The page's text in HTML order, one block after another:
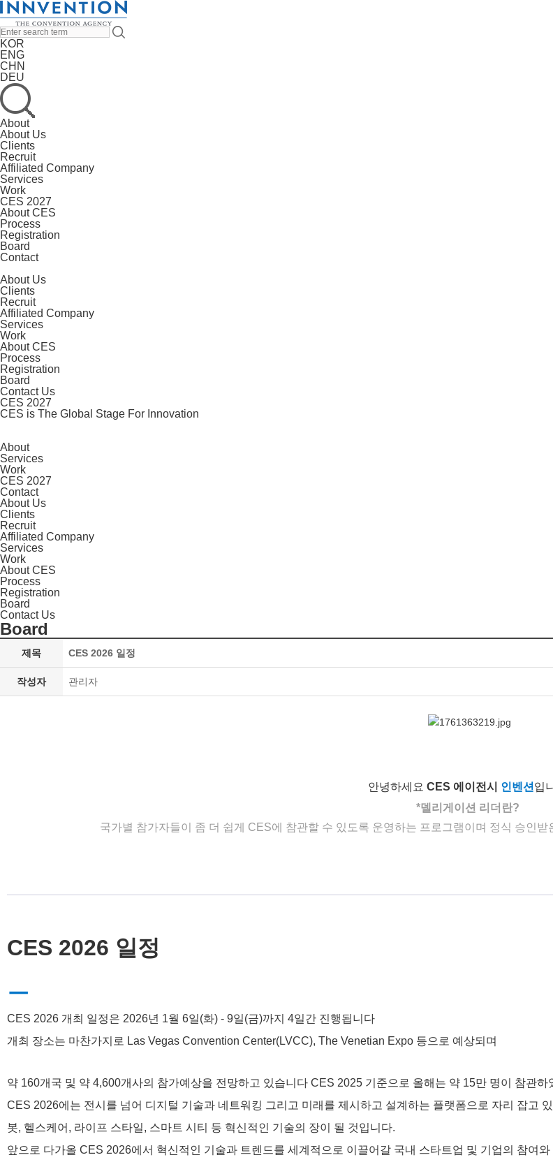
KOR
ENG
CHN
DEU
About
About Us
Clients
Recruit
Affiliated Company
Services
Work
CES 2027
About CES
Process
Registration
Board
Contact
About Us
Clients
Recruit
Affiliated Company
Services
Work
About CES
Process
Registration
Board
Contact Us
CES 2027
CES is The Global Stage For Innovation
About
Services
Work
CES 2027
Contact
About Us
Clients
Recruit
Affiliated Company
Services
Work
About CES
Process
Registration
Board
Contact Us
Board
제목 CES 2026 일정
작성자 관리자
안녕하세요 CES 에이전시 인벤션 입
*델리게이션 리더란?
국가별 참가자들이 좀 더 쉽게 CES에 참관할 수 있도록 운영하는 프 로그램이며 정식 승인받
CES 2026 일정
ㅡ
CES 2026 개최 일정은 2026년 1월 6일(화) - 9일(금)까지 4일간 진행됩니다
개최 장소는 마찬가지로 Las Vegas Convention Center(LVCC), The Venetian Expo 등으로 예상되며
약 160개국 및 약 4,600개사의 참가예상을 전망하고 있습니다 CES 2025 기준으로 올해는 약 15만 명이 참관하
CES 2026에는 전시를 넘어 디지털 기술과 네트워킹 그리고 미래를 제시하고 설계하는 플랫폼으로 자리 잡고
봇, 헬스케어, 라이프 스타일, 스마트 시티 등 혁신적인 기술의 장이 될 것입니다.
앞으로 다가올 CES 2026에서 혁신적인 기술과 트렌드를 세계적으로 이끌어갈 국내 스타트업 및 기업의 참여